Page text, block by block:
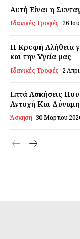
Daily
Αποποίηση
Ο λογαριασμός μου
Αυτή Είναι η
Ιδανικές Τροφές 26
Η Κρυφή Αλήθεια
και την Υγεία μας
Ιδανικές Τροφές 2
Επτά Ασκήσεις
Αντοχή Και Δύναμη
Άσκηση 30 Μαρτίου